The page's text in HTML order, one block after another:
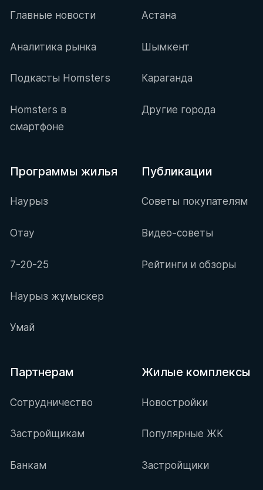
Главные новости
Аналитика рынка
Подкасты Homsters
Homsters в
смартфоне
Астана
Шымкент
Караганда
Другие города
Программы жилья
Наурыз
Отау
7-20-25
Наурыз жұмыскер
Умай
Публикации
Советы покупателям
Видео-советы
Рейтинги и обзоры
Партнерам
Сотрудничество
Застройщикам
Банкам
Жилые комплексы
Новостройки
Популярные ЖК
Застройщики